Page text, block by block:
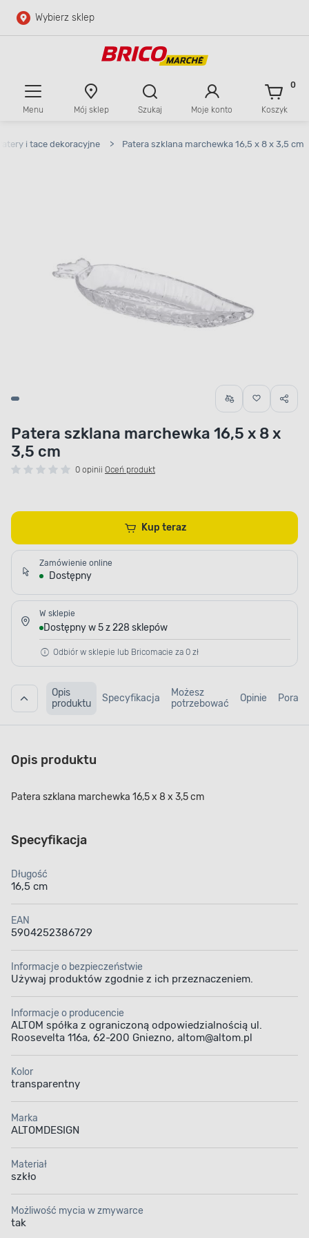
Przejdź do głównej zawartości
Wybierz sklep
Menu Mój sklep Szukaj Moje konto Koszyk
0
i tace dekoracyjne > Patera szklana marchewka 16,5 x 8 x 3,5 cm
Patera szklana marchewka 16,5 x 8 x
3,5 cm
0 opinii Oceń produkt
Kup teraz
Zamówienie online
Dostępny
W sklepie
Dostępny w 5 z 228 sklepów
Odbiór w sklepie lub Bricomacie za 0 zł
Opis
produktu
Specyfikacja
Możesz
potrzebować
Opinie Porady
Opis produktu
Patera szklana marchewka 16,5 x 8 x 3,5 cm
Specyfikacja
Długość
16,5 cm
EAN
5904252386729
Informacje o bezpieczeństwie
Używaj produktów zgodnie z ich przeznaczeniem.
Informacje o producencie
ALTOM spółka z ograniczoną odpowiedzialnością ul.
Roosevelta 116a, 62-200 Gniezno, altom@altom.pl
Kolor
transparentny
Marka
ALTOMDESIGN
Materiał
szkło
Możliwość mycia w zmywarce
tak